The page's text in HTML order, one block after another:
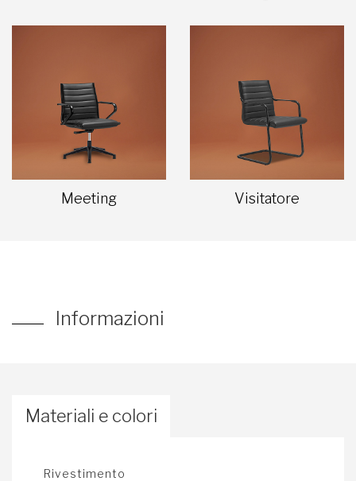
Meeting Visitatore
Informazioni
Materiali e colori
Rivestimento